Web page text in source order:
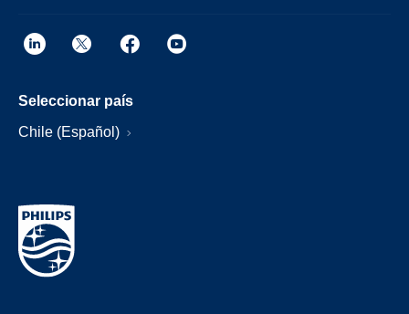
Seleccionar país
Chile (Español)